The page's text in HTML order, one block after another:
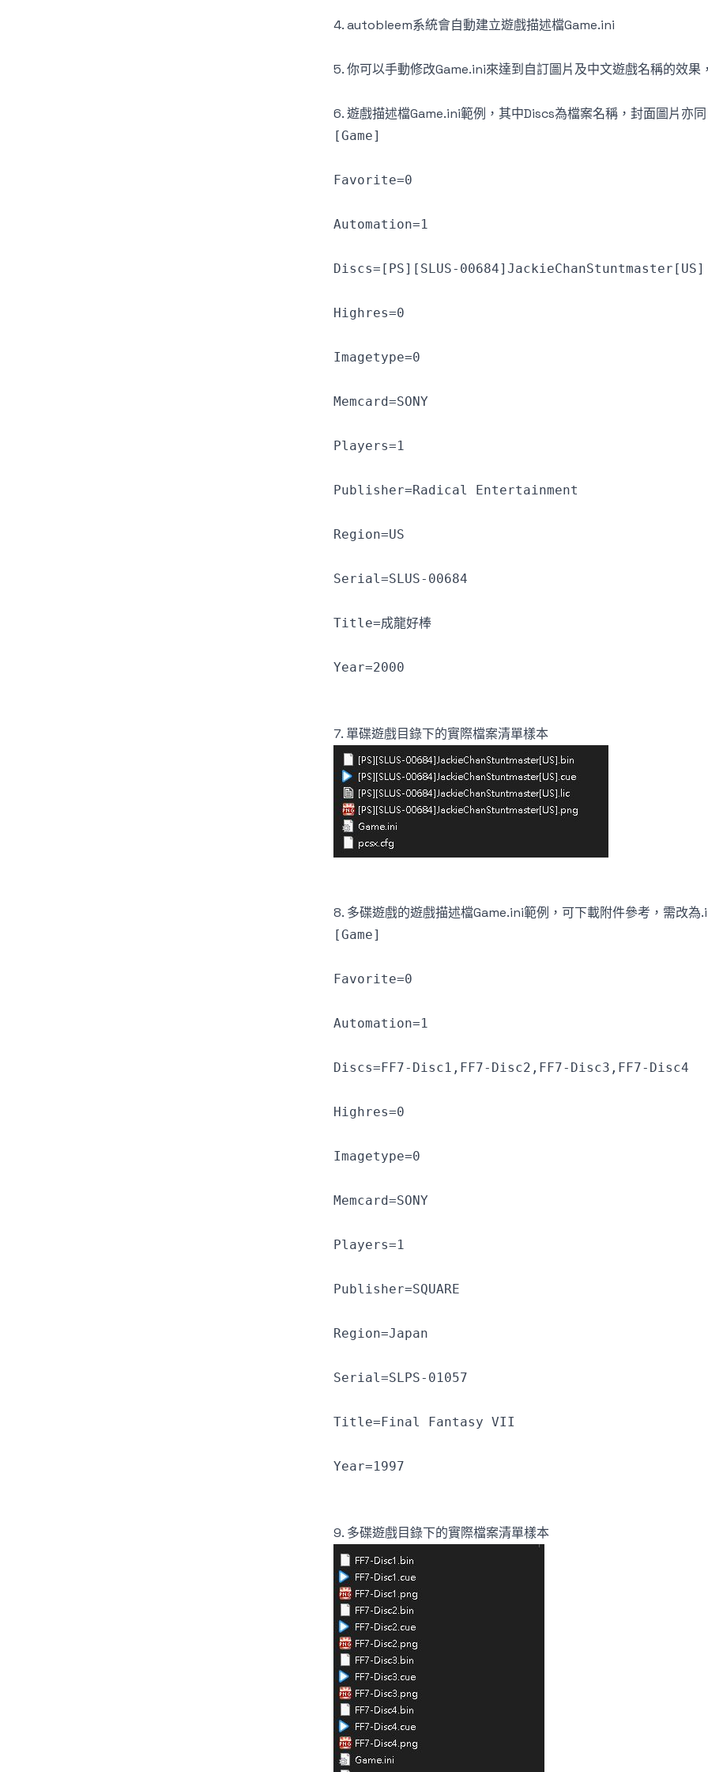
4. autobleem系統會自動建立遊戲描述檔Game.ini
5. 你可以手動修改Game.ini來達到自訂圖片及中文遊戲名稱的效果
6. 遊戲描述檔Game.ini範例，其中Discs為檔案名稱，封面圖片亦同
[Game]
Favorite=0
Automation=1
Discs=[PS][SLUS-00684]JackieChanStuntmaster[US]
Highres=0
Imagetype=0
Memcard=SONY
Players=1
Publisher=Radical Entertainment
Region=US
Serial=SLUS-00684
Title=成龍好棒
Year=2000
7. 單碟遊戲目錄下的實際檔案清單樣本
8. 多碟遊戲的遊戲描述檔Game.ini範例，可下載附件參考，需改為
[Game]
Favorite=0
Automation=1
Discs=FF7-Disc1,FF7-Disc2,FF7-Disc3,FF7-Disc4
Highres=0
Imagetype=0
Memcard=SONY
Players=1
Publisher=SQUARE
Region=Japan
Serial=SLPS-01057
Title=Final Fantasy VII
Year=1997
9. 多碟遊戲目錄下的實際檔案清單樣本